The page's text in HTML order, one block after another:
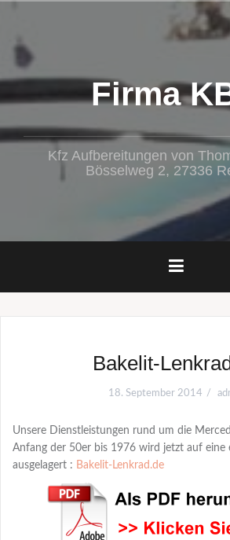
springen
Firma
Kfz Aufbereitungen von
Bösselweg 2, 27336
Bakelit-
18. September 2014
Unsere Dienstleistungen rund um die
Anfang der 50er bis 1976 wird jetzt auf eine
ausgelagert : Bakelit-Lenkrad.de